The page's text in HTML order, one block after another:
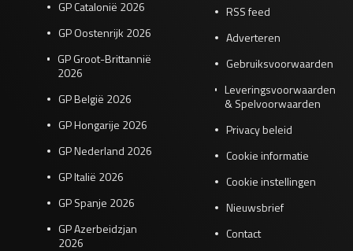
GP Catalonië 2026
GP Oostenrijk 2026
GP Groot-Brittannië
2026
GP België 2026
GP Hongarije 2026
GP Nederland 2026
GP Italië 2026
GP Spanje 2026
GP Azerbeidzjan
2026
RSS feed
Adverteren
Gebruiksvoorwaarden
Leveringsvoorwaarden
& Spelvoorwaarden
Privacy beleid
Cookie informatie
Cookie instellingen
Nieuwsbrief
Contact